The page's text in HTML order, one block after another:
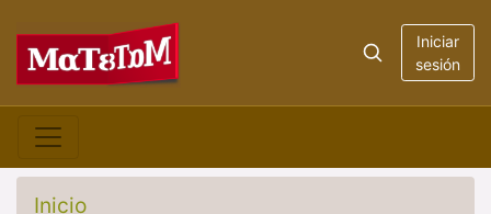
Iniciar
sesión
Inicio